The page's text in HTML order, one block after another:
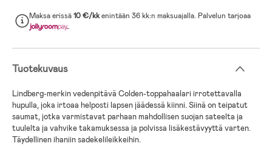
Maksa erissä10 €/kkenintään 36 kk:n maksuajalla. Palvelun tarjoaa
.
Tuotekuvaus
Lindberg-merkin vedenpitävä Colden-toppahaalari irrotettavalla
hupulla, joka irtoaa helposti lapsen jäädessä kiinni. Siinä on teipatut
saumat, jotka varmistavat parhaan mahdollisen suojan sateelta ja
tuulelta ja vahvike takamuksessa ja polvissa lisäkestävyyttä varten.
Täydellinen ihaniin sadekelileikkeihin.